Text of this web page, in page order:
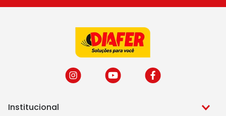
Institucional